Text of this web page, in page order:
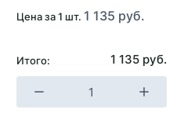
Цена за 1 шт. 1 135 руб.
Итого: 1 135 руб.